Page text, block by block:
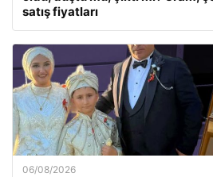
satış fiyatları
06/08/2026